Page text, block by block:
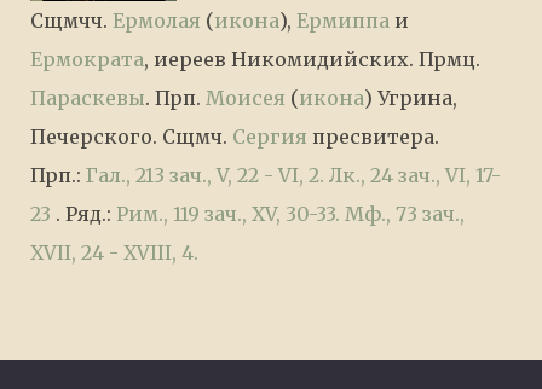
Сщмчч. Ермолая (икона), Ермиппа и
Ермократа, иереев Никомидийских. Прмц.
Параскевы. Прп. Моисея (икона) Угрина,
Печерского. Сщмч. Сергия пресвитера.
Прп.: Гал., 213 зач., V, 22 - VI, 2. Лк., 24 зач., VI, 17-
23 . Ряд.: Рим., 119 зач., XV, 30-33. Мф., 73 зач.,
XVII, 24 - XVIII, 4.